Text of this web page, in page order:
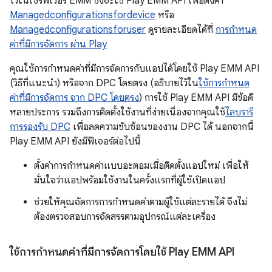
Managedconfigurationsfordevice หรือ
Managedconfigurationsforuser ดูรายละเอียดได้ที่ การกำหนด
ค่าที่มีการจัดการ ผ่าน Play
คุณใช้การกำหนดค่าที่มีการจัดการกับแอปได้โดยใช้ Play EMM API
(วิธีที่แนะนำ) หรือจาก DPC โดยตรง (อธิบายไว้ในใช้การกำหนด
ค่าที่มีการจัดการ จาก DPC โดยตรง) การใช้ Play EMM API มีข้อดี
หลายประการ รวมถึงการติดตั้งใช้งานที่ง่ายเนื่องจากคุณใช้ไลบรารี
การรองรับ DPC เพื่อลดความซับซ้อนของงาน DPC ได้ นอกจากนี้
Play EMM API ยังมีฟีเจอร์ต่อไปนี้
ตั้งค่าการกำหนดค่าแบบอะตอมเมื่อติดตั้งแอปใหม่ เพื่อให้
มั่นใจว่าแอปพร้อมใช้งานในครั้งแรกที่ผู้ใช้เปิดแอป
ช่วยให้คุณจัดการการกำหนดค่าตามผู้ใช้แต่ละรายได้ จึงไม่
ต้องตรวจสอบการจัดสรรตามอุปกรณ์แต่ละเครื่อง
ใช้การกำหนดค่าที่มีการจัดการโดยใช้ Play EMM API